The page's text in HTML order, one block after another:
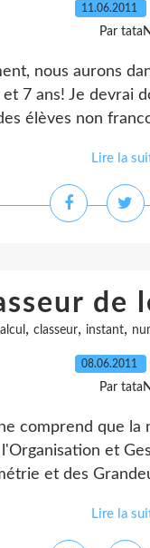
11.06.2011
Par tataN
nous aurons
7 ans! Je devrai
élèves non
Lire la
de
, classeur, instant,
08.06.2011
Par tataN
comprend que
et
et des
Lire la